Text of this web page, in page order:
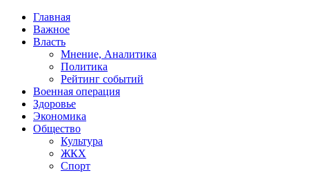
Главная
Важное
Власть
Мнение, Аналитика
Политика
Рейтинг событий
Военная операция
Здоровье
Экономика
Общество
Культура
ЖКХ
Спорт